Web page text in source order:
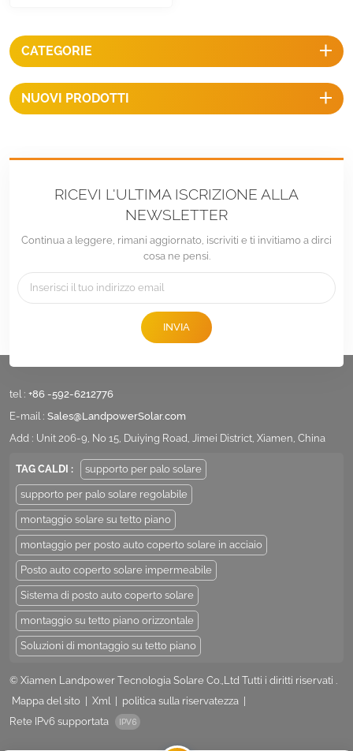
CATEGORIE
NUOVI PRODOTTI
RICEVI L'ULTIMA ISCRIZIONE ALLA
NEWSLETTER
Continua a leggere, rimani aggiornato, iscriviti e ti invitiamo a dirci
cosa ne pensi.
INVIA
tel : +86 -592-6212776
E-mail : Sales@LandpowerSolar.com
Add : Unit 206-9, No 15, Duiying Road, Jimei District, Xiamen, China
TAG CALDI : supporto per palo solare
supporto per palo solare regolabile
montaggio solare su tetto piano
montaggio per posto auto coperto solare in acciaio
Posto auto coperto solare impermeabile
Sistema di posto auto coperto solare
montaggio su tetto piano orizzontale
Soluzioni di montaggio su tetto piano
© Xiamen Landpower Tecnologia Solare Co.,Ltd Tutti i diritti riservati .
Mappa del sito
Xml politica sulla riservatezza
Rete IPv6 supportata